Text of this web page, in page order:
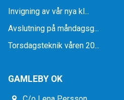
Invigning av vår nya kl...
Avslutning på måndagsg...
Torsdagsteknik våren 20...
GAMLEBY OK